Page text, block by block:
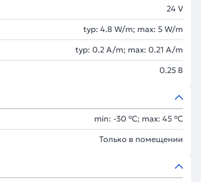
24 V
typ: 4.8 W/m; max: 5 W/m
typ: 0.2 A/m; max: 0.21 A/m
0.25 В
min: -30 °C; max: 45 °C
Только в помещении